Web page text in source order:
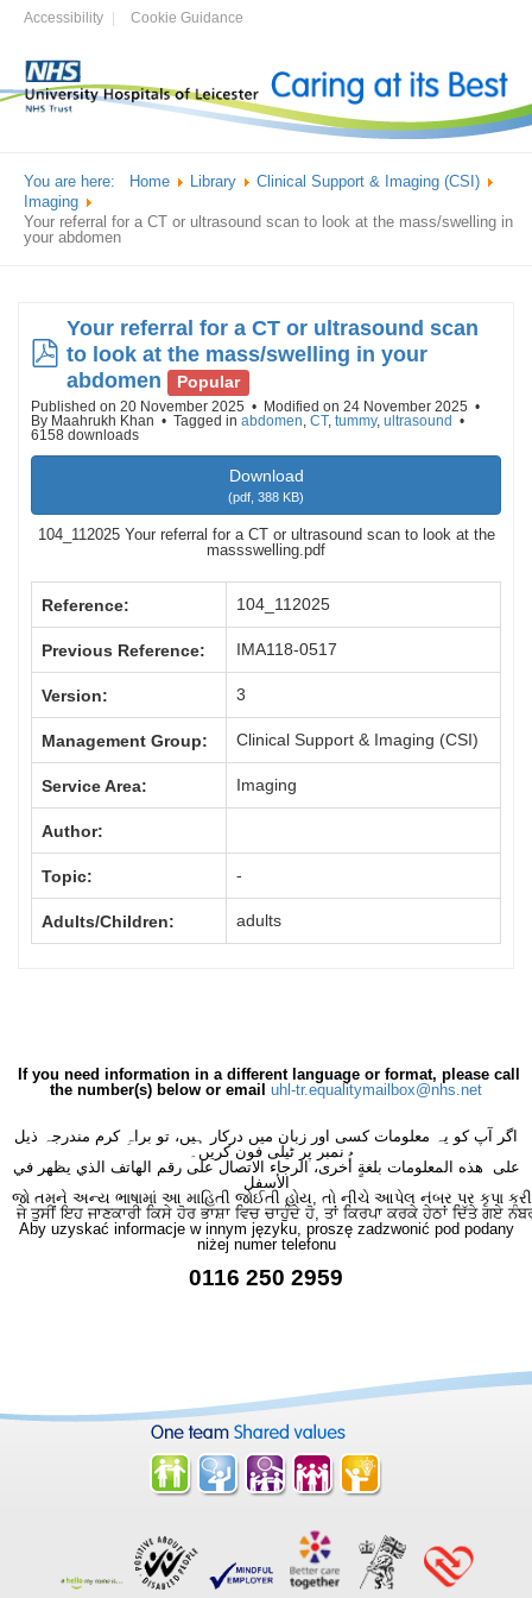
Accessibility Cookie Guidance
You are here: Home Library
Clinical Support & Imaging (CSI)
Imaging
Your referral for a CT or ultrasound scan to look at the mass/swelling in
your abdomen
pdf
Your referral for a CT or ultrasound scan
to look at the mass/swelling in your
abdomen
Popular
Published on 20 November 2025
Modified on 24 November 2025
By Maahrukh Khan Tagged in abdomen, CT, tummy, ultrasound
6158 downloads
Download
(pdf, 388 KB)
104_112025 Your referral for a CT or ultrasound scan to look at the
massswelling.pdf
Reference: 104_112025
Previous Reference: IMA118-0517
Version: 3
Management Group: Clinical Support & Imaging (CSI)
Service Area: Imaging
Author:
Topic: -
Adults/Children: adults
If you need information in a different language or format, please call
the number(s) below or email uhl-tr.equalitymailbox@nhs.net
اگر آپ کو یہ معلومات کسی اور زبان میں درکار ہیں، تو براہِ کرم مندرجہ ذیل
نمبر پر ٹیلی فون کریں۔
على هذه المعلومات بلغةٍ أُخرى، الرجاء الاتصال على رقم الهاتف الذي يظهر في
الأسفل
જો તમને અન્ય ભાષામાં આ માહિતી જોઈતી હોય, તો નીચે આપેલ નંબર પર કૃપા કરી
ਜੇ ਤੁਸੀਂ ਇਹ ਜਾਣਕਾਰੀ ਕਿਸੇ ਹੋਰ ਭਾਸ਼ਾ ਵਿਚ ਚਾਹੁੰਦੇ ਹੋ, ਤਾਂ ਕਿਰਪਾ ਕਰਕੇ ਹੇਠਾਂ ਦਿੱਤੇ ਗਏ
Aby uzyskać informacje w innym języku, proszę zadzwonić pod podany
niżej numer telefonu
0116 250 2959